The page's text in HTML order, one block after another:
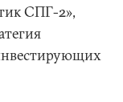
СПГ-2»,